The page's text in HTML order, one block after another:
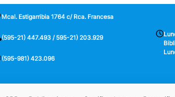
Mcal. Estigarribia 1764 c/ Rca. Francesa
(595-21) 447.493 / 595-21) 203.929
(595-981) 423.096